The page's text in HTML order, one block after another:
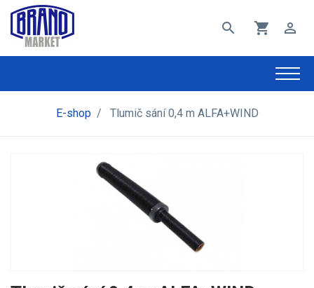
search shopping_cart perm_identity
E-shop / Tlumič sání 0,4 m ALFA+WIND